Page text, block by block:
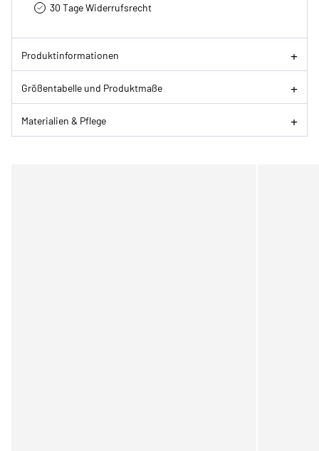
30 Tage Widerrufsrecht
Produktinformationen
Größentabelle und Produktmaße
Materialien & Pflege